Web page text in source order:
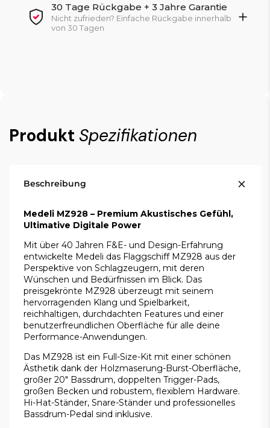
30 Tage Rückgabe + 3 Jahre Garantie
Nicht zufrieden? Einfache Rückgabe innerhalb
von 30 Tagen
Produkt Spezifikationen
Beschreibung
Medeli MZ928 – Premium Akustisches Gefühl,
Ultimative Digitale Power
Mit über 40 Jahren F&E- und Design-Erfahrung
entwickelte Medeli das Flaggschiff MZ928 aus der
Perspektive von Schlagzeugern, mit deren
Wünschen und Bedürfnissen im Blick. Das
preisgekrönte MZ928 überzeugt mit seinem
hervorragenden Klang und Spielbarkeit,
reichhaltigen, durchdachten Features und einer
benutzerfreundlichen Oberfläche für alle deine
Performance-Anwendungen.
Das MZ928 ist ein Full-Size-Kit mit einer schönen
Ästhetik dank der Holzmaserung-Burst-Oberfläche,
großer 20" Bassdrum, doppelten Trigger-Pads,
großen Becken und robustem, flexiblem Hardware.
Hi-Hat-Ständer, Snare-Ständer und professionelles
Bassdrum-Pedal sind inklusive.